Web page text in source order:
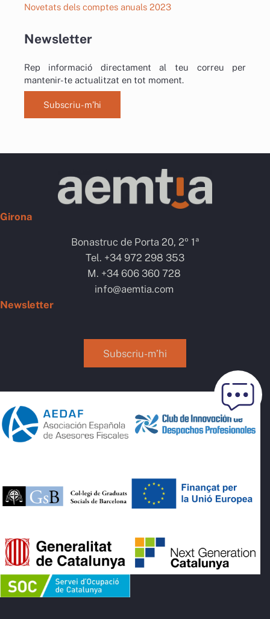
Novetats dels comptes anuals 2023
Newsletter
Rep informació directament al teu correu per
mantenir-te actualitzat en tot moment.
Subscriu-m’hi
Girona
Bonastruc de Porta 20, 2º 1ª
Tel. +34 972 298 353
M. +34 606 360 728
info@aemtia.com
Newsletter
Subscriu-m’hi